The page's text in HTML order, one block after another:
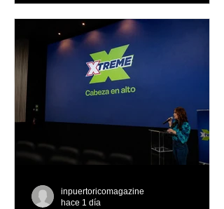
inpuertoricomagazine
hace 1 día